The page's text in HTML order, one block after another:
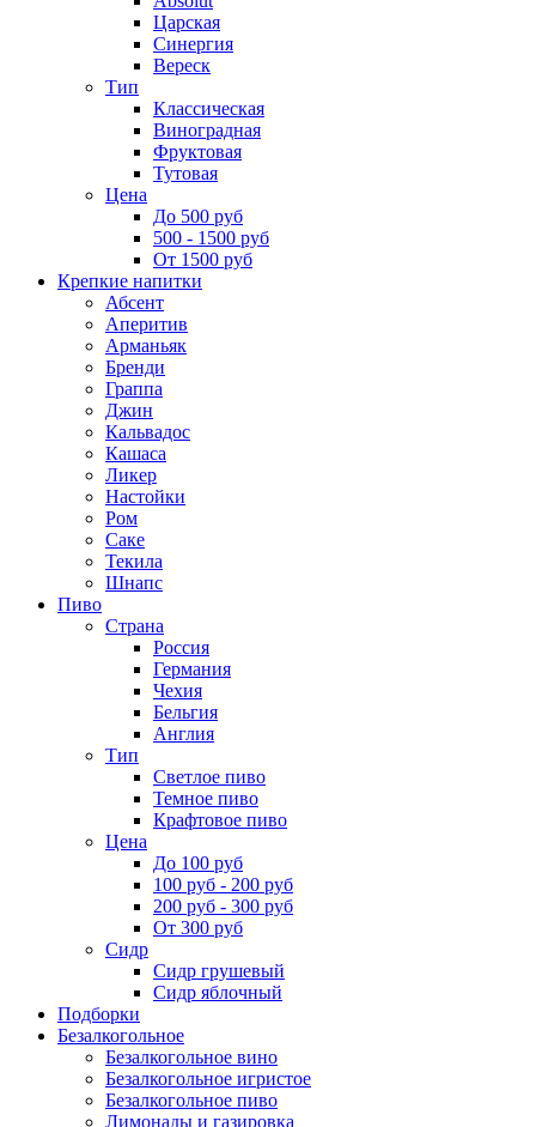
Царская
Синергия
Вереск
Тип
Классическая
Виноградная
Фруктовая
Тутовая
Цена
До 500 руб
500 - 1500 руб
От 1500 руб
Крепкие напитки
Абсент
Аперитив
Арманьяк
Бренди
Граппа
Джин
Кальвадос
Кашаса
Ликер
Настойки
Ром
Саке
Текила
Шнапс
Пиво
Страна
Россия
Германия
Чехия
Бельгия
Англия
Тип
Светлое пиво
Темное пиво
Крафтовое пиво
Цена
До 100 руб
100 руб - 200 руб
200 руб - 300 руб
От 300 руб
Сидр
Сидр грушевый
Сидр яблочный
Подборки
Безалкогольное
Безалкогольное вино
Безалкогольное игристое
Безалкогольное пиво
Лимонады и газировка